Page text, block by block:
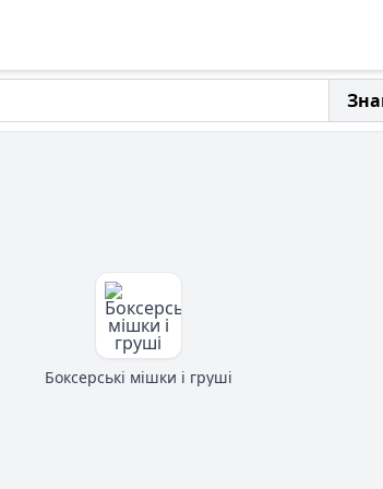
Боксерські мішки і груші